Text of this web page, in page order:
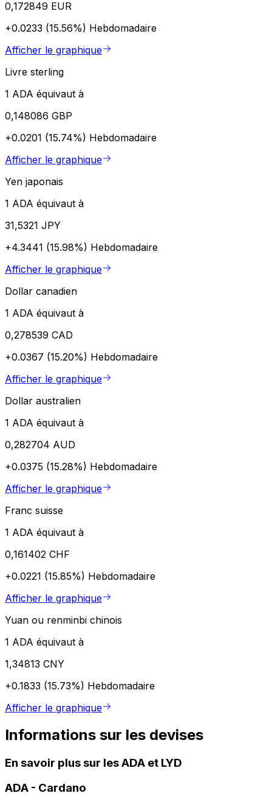
0,172849 EUR
+0.0233 (15.56%) Hebdomadaire
Afficher le graphique
Livre sterling
1 ADA équivaut à
0,148086 GBP
+0.0201 (15.74%) Hebdomadaire
Afficher le graphique
Yen japonais
1 ADA équivaut à
31,5321 JPY
+4.3441 (15.98%) Hebdomadaire
Afficher le graphique
Dollar canadien
1 ADA équivaut à
0,278539 CAD
+0.0367 (15.20%) Hebdomadaire
Afficher le graphique
Dollar australien
1 ADA équivaut à
0,282704 AUD
+0.0375 (15.28%) Hebdomadaire
Afficher le graphique
Franc suisse
1 ADA équivaut à
0,161402 CHF
+0.0221 (15.85%) Hebdomadaire
Afficher le graphique
Yuan ou renminbi chinois
1 ADA équivaut à
1,34813 CNY
+0.1833 (15.73%) Hebdomadaire
Afficher le graphique
Informations sur les devises
En savoir plus sur les ADA et LYD
ADA - Cardano